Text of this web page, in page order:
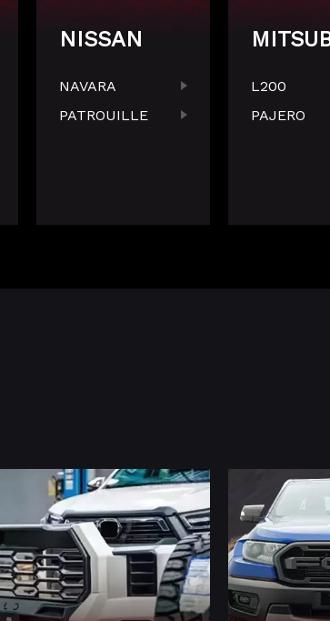
NISSAN
NAVARA
PATROUILLE
L200
PAJERO